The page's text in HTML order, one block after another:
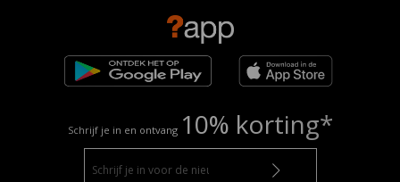
Schrijf je in en ontvang 10% korting*